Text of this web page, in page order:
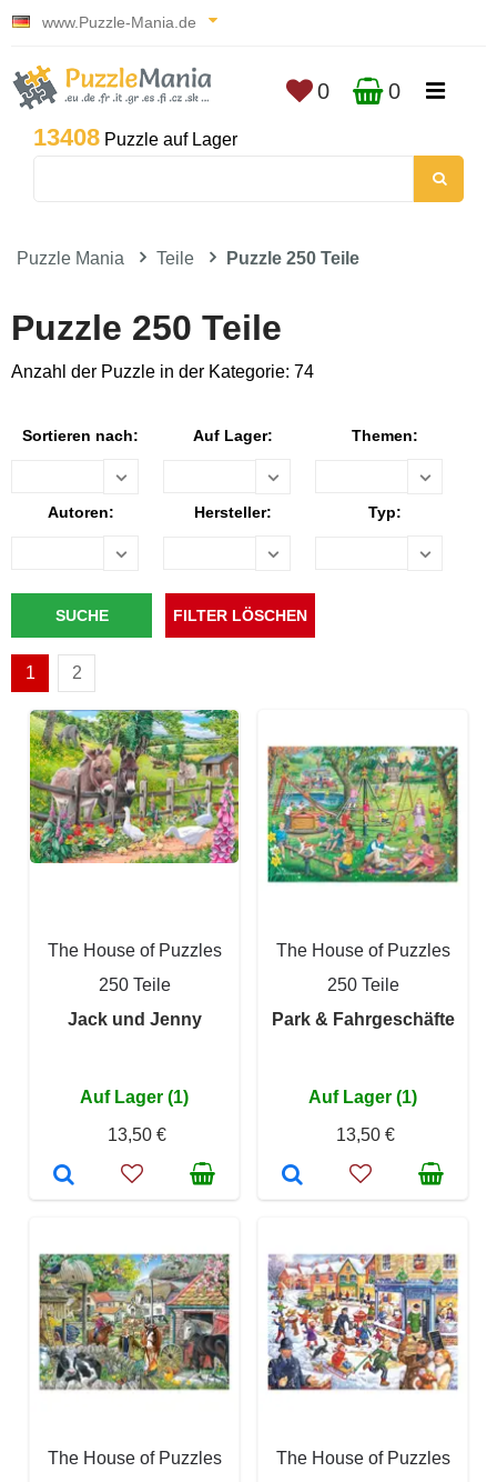
www.Puzzle-Mania.de
13408 Puzzle auf Lager
0 0
Puzzle Mania Teile Puzzle 250 Teile
Puzzle 250 Teile
Anzahl der Puzzle in der Kategorie: 74
Sortieren nach: Auf Lager: Themen:
Autoren: Hersteller: Typ:
1 2
The House of Puzzles
250 Teile
Jack und Jenny
Auf Lager (1)
13,50 €
The House of Puzzles
250 Teile
Park & Fahrgeschäfte
Auf Lager (1)
13,50 €
The House of Puzzles
The House of Puzzles